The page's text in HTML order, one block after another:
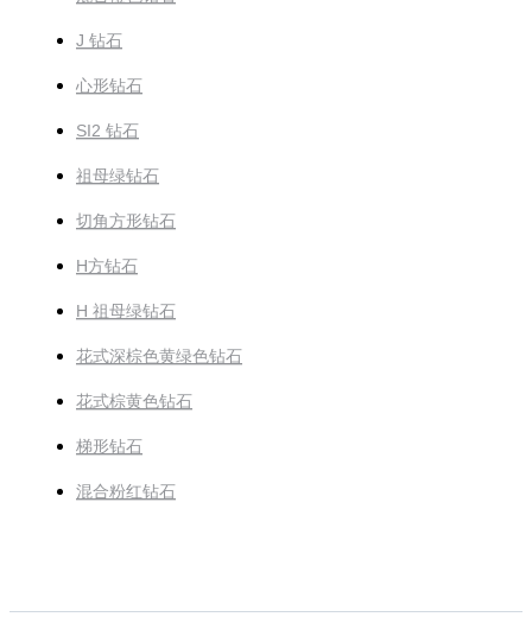
J 钻石
心形钻石
SI2 钻石
祖母绿钻石
切角方形钻石
H方钻石
H 祖母绿钻石
花式深棕色黄绿色钻石
花式棕黄色钻石
梯形钻石
混合粉红钻石